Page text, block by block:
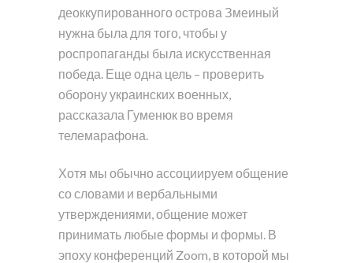
деоккупированного острова Змеиный
нужна была для того, чтобы у
роспропаганды была искусственная
победа. Еще одна цель – проверить
оборону украинских военных,
рассказала Гуменюк во время
телемарафона.
Хотя мы обычно ассоциируем общение
со словами и вербальными
утверждениями, общение может
принимать любые формы и формы. В
эпоху конференций Zoom, в которой мы